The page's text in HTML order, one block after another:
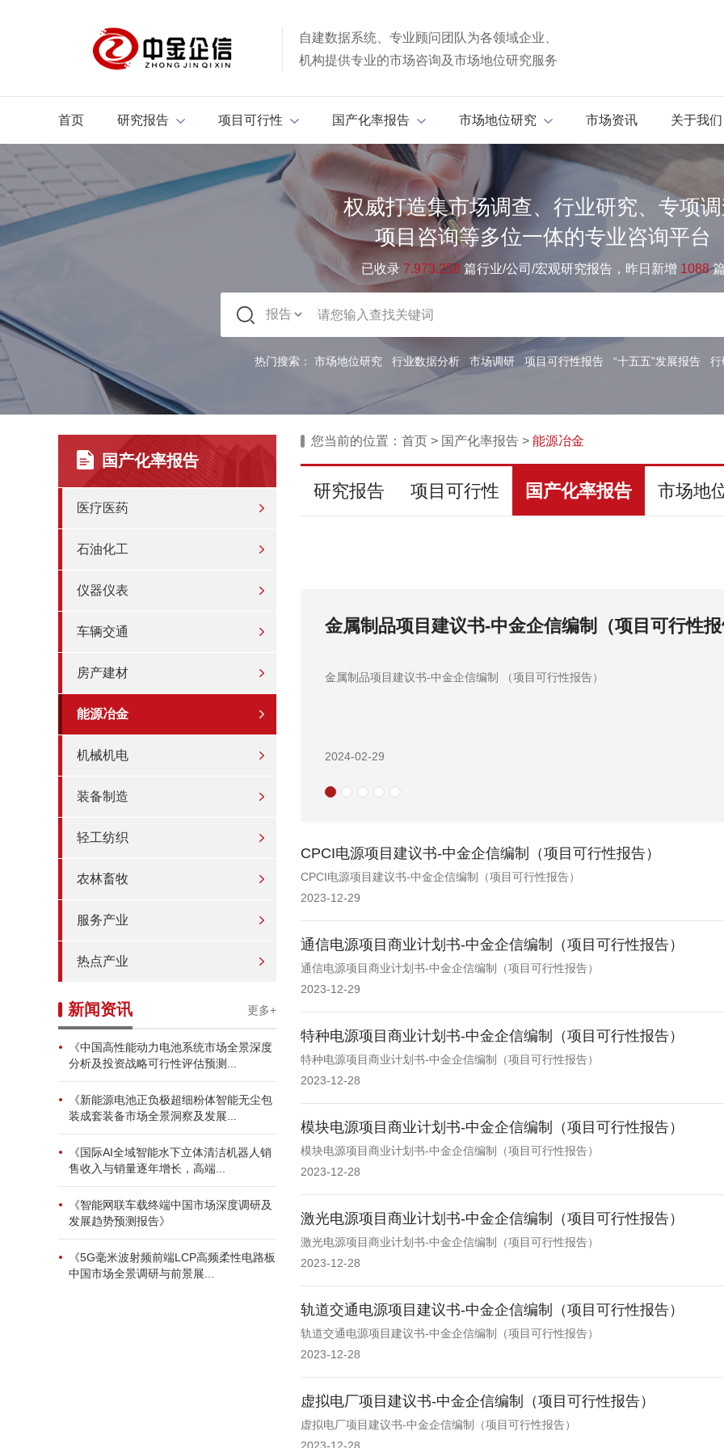
自建数据系统、专业顾问团队为各领域企业、
机构提供专业的市场咨询及市场地位研究服务
首页 研究报告 项目可行性 国产化率报告 市场地位研究 市场资讯 关于我们
权威打造集市场调查、行业研究、专项
项目咨询等多位一体的专业咨询平台
已收录 7.973.258 篇行业/公司/宏观研究报告，昨日新增 1088
热门搜索： 市场地位研究 行业数据分析 市场调研 项目可行性报告 “十五五”发展报告 行
国产化率报告
医疗医药
石油化工
仪器仪表
车辆交通
房产建材
能源冶金
机械机电
装备制造
轻工纺织
农林畜牧
服务产业
热点产业
新闻资讯 更多+
《中国高性能动力电池系统市场全景深度
分析及投资战略可行性评估预测...
《新能源电池正负极超细粉体智能无尘包
装成套装备市场全景洞察及发展...
《国际AI全域智能水下立体清洁机器人销
售收入与销量逐年增长，高端...
《智能网联车载终端中国市场深度调研及
发展趋势预测报告》
《5G毫米波射频前端LCP高频柔性电路板
中国市场全景调研与前景展...
您当前的位置： 首页 > 国产化率报告 > 能源冶金
研究报告 项目可行性 国产化率报告 市场地
煤炭项目建议书-中金企信编制（项目可行性报告）
煤炭项目建议书-中金企信编制 （项目可行性报告）
2023-12-04
CPCI电源项目建议书-中金企信编制（项目可行性报告）
CPCI电源项目建议书-中金企信编制（项目可行性报告）
2023-12-29
通信电源项目商业计划书-中金企信编制（项目可行性报告）
通信电源项目商业计划书-中金企信编制（项目可行性报告）
2023-12-29
特种电源项目商业计划书-中金企信编制（项目可行性报告）
特种电源项目商业计划书-中金企信编制（项目可行性报告）
2023-12-28
模块电源项目商业计划书-中金企信编制（项目可行性报告）
模块电源项目商业计划书-中金企信编制（项目可行性报告）
2023-12-28
激光电源项目商业计划书-中金企信编制（项目可行性报告）
激光电源项目商业计划书-中金企信编制（项目可行性报告）
2023-12-28
轨道交通电源项目建议书-中金企信编制（项目可行性报告）
轨道交通电源项目建议书-中金企信编制（项目可行性报告）
2023-12-28
虚拟电厂项目建议书-中金企信编制（项目可行性报告）
虚拟电厂项目建议书-中金企信编制（项目可行性报告）